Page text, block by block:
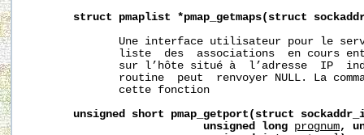
struct
pmaplist *pmap_getmaps(struct
Une interface utilisateur pour le
liste  des  associations  en cours
sur l’hôte situé à  l’adresse  IP
routine  peut  renvoyer NULL. La
              cette fonction
unsigned
short pmap_getport(struct
unsigned
long prognum,